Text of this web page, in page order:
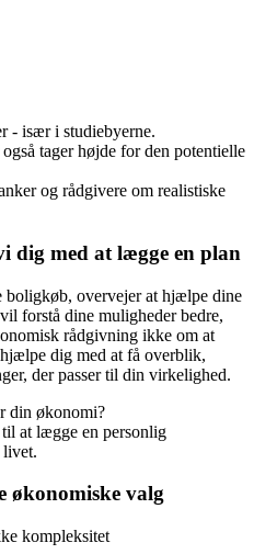
- især i studiebyerne.
tager højde for den potentielle
og rådgivere om realistiske
dig med at lægge en plan
boligkøb, overvejer at hjælpe dine
forstå dine muligheder bedre,
rådgivning ikke om at
dig med at få overblik,
der passer til din virkelighed.
din økonomi?
at lægge en personlig
livet.
økonomiske valg
kompleksitet